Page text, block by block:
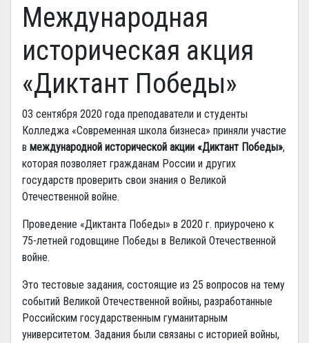
Международная
историческая акция
«Диктант Победы»
03 сентября 2020 года преподаватели и студенты
Колледжа «Современная школа бизнеса» приняли участие
в международной исторической акции «Диктант Победы»,
которая позволяет гражданам России и других
государств проверить свои знания о Великой
Отечественной войне.
Проведение «Диктанта Победы» в 2020 г. приурочено к
75-летней годовщине Победы в Великой Отечественной
войне.
Это тестовые задания, состоящие из 25 вопросов на тему
событий Великой Отечественной войны, разработанные
Российским государственным гуманитарным
университетом. Задания были связаны с историей войны,